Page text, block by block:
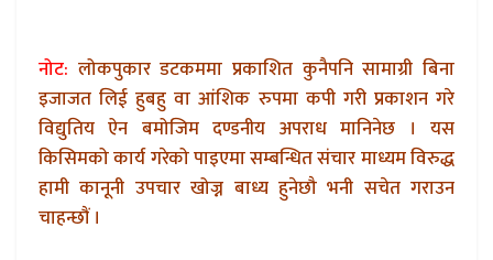
नोट: लोकपुकार डटकममा प्रकाशित कुनैपनि सामाग्री बिना
इजाजत लिई हुबहु वा आंशिक रुपमा कपी गरी प्रकाशन गरे
विद्युतिय ऐन बमोजिम दण्डनीय अपराध मानिनेछ । यस
किसिमको कार्य गरेको पाइएमा सम्बन्धित संचार माध्यम विरुद्ध
हामी कानूनी उपचार खोज्न बाध्य हुनेछौ भनी सचेत गराउन
चाहन्छौं ।